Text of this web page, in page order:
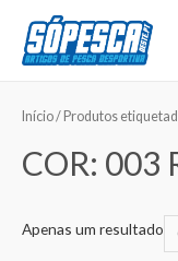
Início/ Produtos
COR: 003
Apenas um resultado